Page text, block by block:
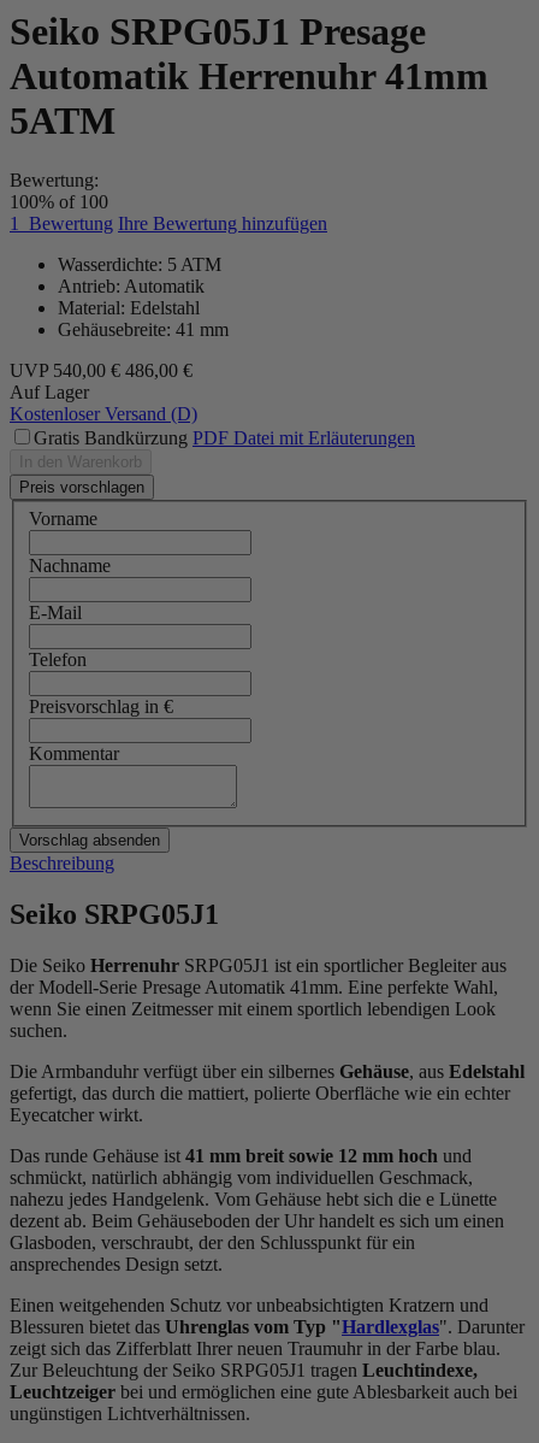
Seiko SRPG05J1 Presage
Automatik Herrenuhr 41mm
5ATM
Bewertung:
100% of 100
1
Bewertung Ihre Bewertung hinzufügen
Wasserdichte: 5 ATM
Antrieb: Automatik
Material: Edelstahl
Gehäusebreite: 41 mm
UVP 540,00 € 486,00 €
Auf Lager
Kostenloser Versand (D)
Gratis Bandkürzung PDF Datei mit Erläuterungen
In den Warenkorb
Preis vorschlagen
Vorname
Nachname
E-Mail
Telefon
Preisvorschlag in €
Kommentar
Beschreibung
Seiko SRPG05J1
Die Seiko Herrenuhr SRPG05J1 ist ein sportlicher Begleiter aus
der Modell-Serie Presage Automatik 41mm. Eine perfekte Wahl,
wenn Sie einen Zeitmesser mit einem sportlich lebendigen Look
suchen.
Die Armbanduhr verfügt über ein silbernes Gehäuse, aus Edelstahl
gefertigt, das durch die mattiert, polierte Oberfläche wie ein echter
Eyecatcher wirkt.
Das runde Gehäuse ist 41 mm breit sowie 12 mm hoch und
schmückt, natürlich abhängig vom individuellen Geschmack,
nahezu jedes Handgelenk. Vom Gehäuse hebt sich die e Lünette
dezent ab. Beim Gehäuseboden der Uhr handelt es sich um einen
Glasboden, verschraubt, der den Schlusspunkt für ein
ansprechendes Design setzt.
Einen weitgehenden Schutz vor unbeabsichtigten Kratzern und
Blessuren bietet das Uhrenglas vom Typ "Hardlexglas". Darunter
zeigt sich das Zifferblatt Ihrer neuen Traumuhr in der Farbe blau.
Zur Beleuchtung der Seiko SRPG05J1 tragen Leuchtindexe,
Leuchtzeiger bei und ermöglichen eine gute Ablesbarkeit auch bei
ungünstigen Lichtverhältnissen.